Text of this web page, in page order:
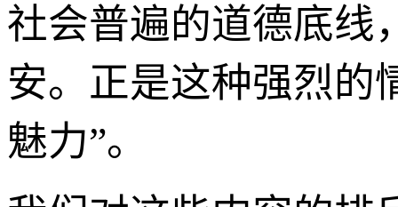
社会普遍的道德底线
安。正是这种强烈的
魅力”。